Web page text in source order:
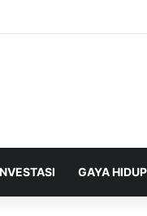
Plus Sabet Tiga
GAYA HIDUP